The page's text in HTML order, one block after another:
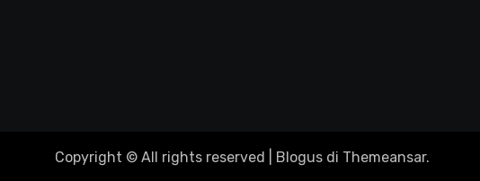
Copyright © All rights reserved Blogusdi Themeansar.